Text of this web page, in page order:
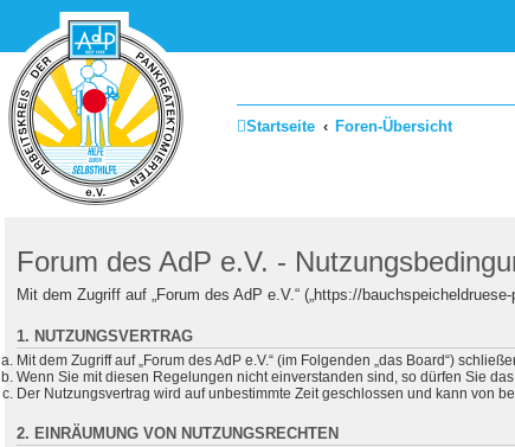
Startseite Foren-Übersicht
Forum des AdP e.V. -
Mit dem Zugriff auf „Forum des AdP e.V.“ („https://
1. NUTZUNGSVERTRAG
Mit dem Zugriff auf „Forum des AdP e.V.“ (im Folgenden „das Board“)
Wenn Sie mit diesen Regelungen nicht einverstanden sind, so dürfen Sie
Der Nutzungsvertrag wird auf unbestimmte Zeit geschlossen und kann von
2. EINRÄUMUNG VON NUTZUNGSRECHTEN